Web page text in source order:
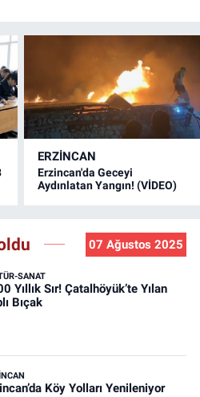
ERZINCAN
Erzincan'da Geceyi
Aydınlatan Yangın! (VİDEO)
07 Ağustos 2025
SANAT
Yıllık Sır! Çatalhöyük’te Yılan
Bıçak
Köy Yolları Yenileniyor